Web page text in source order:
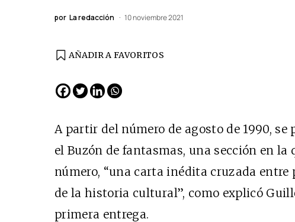
por La redacción 10 noviembre 2021
AÑADIR A FAVORITOS
A partir del número de agosto de 1990,
el Buzón de fantasmas, una sección en la
número, “una carta inédita cruzada
de la historia cultural”, como explicó
primera entrega.